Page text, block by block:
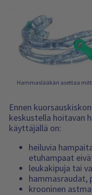
Hammaslääkäri asettaa
Ennen
keskustella hoitavan
käyttäjällä on:
heiluvia
etuhampaat
leukakipuja tai
hammasraudat,
krooninen